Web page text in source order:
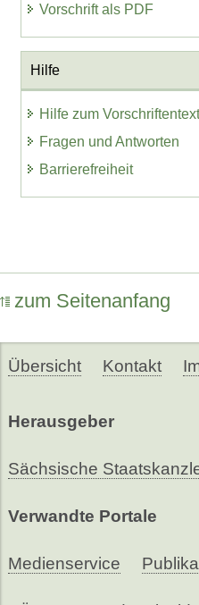
Vorschrift als PDF
Hilfe
Hilfe zum
Fragen und Antworten
Barrierefreiheit
zum Seitenanfang
Übersicht Kontakt
Herausgeber
Sächsische
Verwandte Portale
Medienservice